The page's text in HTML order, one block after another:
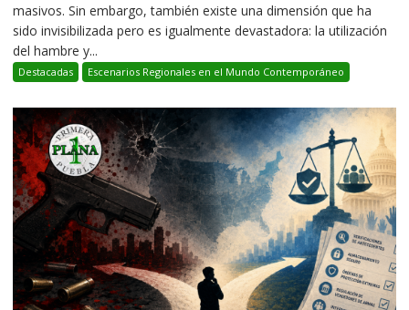
masivos. Sin embargo, también existe una dimensión que ha
sido invisibilizada pero es igualmente devastadora: la utilización
del hambre y...
Destacadas Escenarios Regionales en el Mundo Contemporáneo